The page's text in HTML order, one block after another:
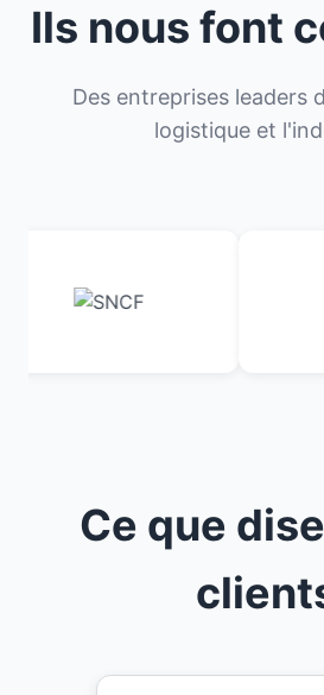
Ils nous font
Des entreprises leaders
logistique et
Ce que